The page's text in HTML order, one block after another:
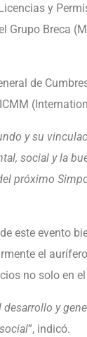
y
Grupo Breca
de
y su
social y la
próximo
este evento
el
no solo en
y
”, indicó.